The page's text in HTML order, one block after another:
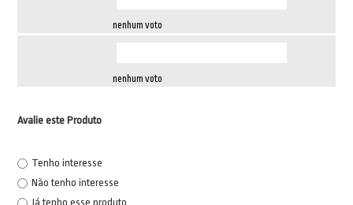
nenhum voto
nenhum voto
Avalie este Produto
Tenho interesse
Não tenho interesse
Já tenho esse produto